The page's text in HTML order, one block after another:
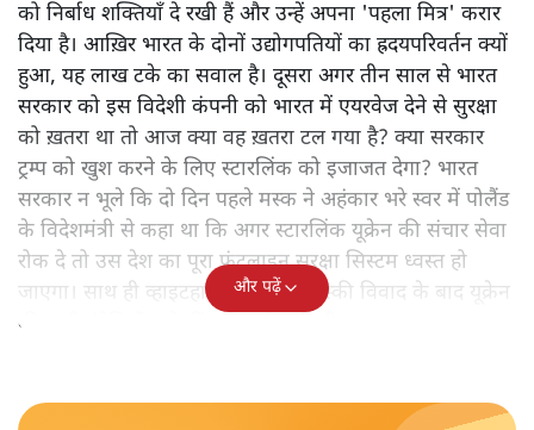
को निर्बाध शक्तियाँ दे रखी हैं और उन्हें अपना 'पहला मित्र' करार
दिया है। आख़िर भारत के दोनों उद्योगपतियों का ह्रदयपरिवर्तन क्यों
हुआ, यह लाख टके का सवाल है। दूसरा अगर तीन साल से भारत
सरकार को इस विदेशी कंपनी को भारत में एयरवेज देने से सुरक्षा
को ख़तरा था तो आज क्या वह ख़तरा टल गया है? क्या सरकार
ट्रम्प को खुश करने के लिए स्टारलिंक को इजाजत देगा? भारत
सरकार न भूले कि दो दिन पहले मस्क ने अहंकार भरे स्वर में पोलैंड
के विदेशमंत्री से कहा था कि अगर स्टारलिंक यूक्रेन की संचार सेवा
रोक दे तो उस देश का पूरा फ्रंटलाइन सुरक्षा सिस्टम ध्वस्त हो
जाएगा। साथ ही व्हाइटहाउस में ट्रम्प-जेलेंस्की विवाद के बाद यूक्रेन
की सभी इंटेलिजेंस शेयरिंग रोक दी गयी थी।
और पढ़ें